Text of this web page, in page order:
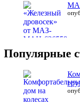
Популярные